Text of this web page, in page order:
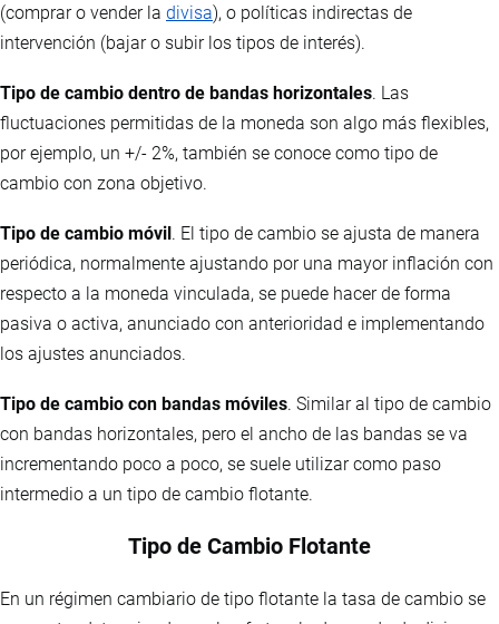
(comprar o vender la divisa), o políticas indirectas de
intervención (bajar o subir los tipos de interés).
Tipo de cambio dentro de bandas horizontales. Las
fluctuaciones permitidas de la moneda son algo más flexibles,
por ejemplo, un +/- 2%, también se conoce como tipo de
cambio con zona objetivo.
Tipo de cambio móvil. El tipo de cambio se ajusta de manera
periódica, normalmente ajustando por una mayor inflación con
respecto a la moneda vinculada, se puede hacer de forma
pasiva o activa, anunciado con anterioridad e implementando
los ajustes anunciados.
Tipo de cambio con bandas móviles. Similar al tipo de cambio
con bandas horizontales, pero el ancho de las bandas se va
incrementando poco a poco, se suele utilizar como paso
intermedio a un tipo de cambio flotante.
Tipo de Cambio Flotante
En un régimen cambiario de tipo flotante la tasa de cambio se